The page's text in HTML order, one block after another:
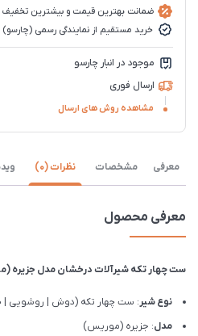
ضمانت بهترین قیمت و بیشترین تخفیف
خرید مستقیم از نمایندگی رسمی (چارسو)
موجود در انبار چارسو
ارسال فوری
مشاهده روش های ارسال
معرفی مشخصات نظرات (0)
معرفی محصول
ست چهار تکه شیرآلات درخشان مدل جزیره
نوع شیر: ست چهار تکه (دوش | روشویی |
مدل: جزیره (موریس)